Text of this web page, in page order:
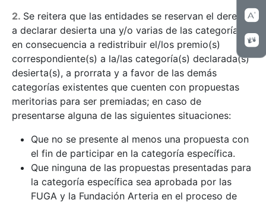
2. Se reitera que las entidades se reservan el derecho
a declarar desierta una y/o varias de las categorías y
en consecuencia a redistribuir el/los premio(s)
correspondiente(s) a la/las categoría(s) declarada(s)
desierta(s), a prorrata y a favor de las demás
categorías existentes que cuenten con propuestas
meritorias para ser premiadas; en caso de
presentarse alguna de las siguientes situaciones:
Que no se presente al menos una propuesta con
el fin de participar en la categoría específica.
Que ninguna de las propuestas presentadas para
la categoría específica sea aprobada por las
FUGA y la Fundación Arteria en el proceso de